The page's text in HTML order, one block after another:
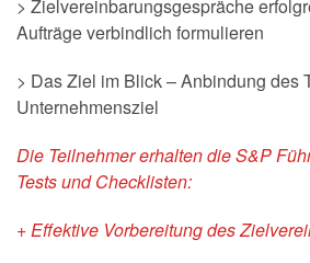
> Zielvereinbarungsgespräche
Aufträge verbindlich formulieren
> Das Ziel im Blick – Anbindung des
Unternehmensziel
Die Teilnehmer erhalten dieS&P
TestsundChecklisten:
+ Effektive Vorbereitung des